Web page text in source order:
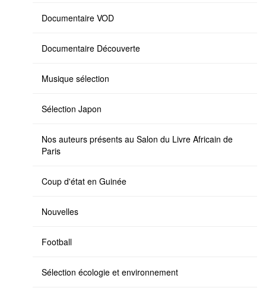
Documentaire VOD
Documentaire Découverte
Musique sélection
Sélection Japon
Nos auteurs présents au Salon du Livre Africain de
Paris
Coup d'état en Guinée
Nouvelles
Football
Sélection écologie et environnement